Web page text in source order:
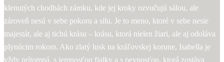
klenutých chodbách zámku, kde jej kroky ozvučujú sálou, ale
zároveň nesú v sebe pokoru a silu. Je to meno, ktoré v sebe nesie
majestát, ale aj tichú krásu – krásu, ktorá nielen žiari, ale aj odoláva
plynúcim rokom. Ako zlatý lusk na kráľovskej korune, Isabella je
vždy prítomná, s jemnosťou fialky a s pevnosťou, ktorá zostáva